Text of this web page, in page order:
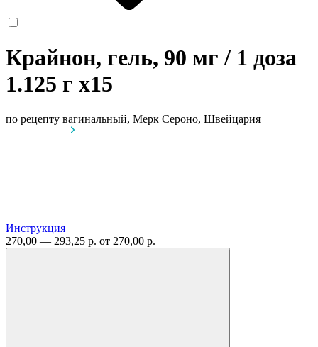
Крайнон, гель, 90 мг / 1 доза
1.125 г x15
по рецепту вагинальный, Мерк Сероно, Швейцария
Инструкция
270,00 — 293,25 р. от 270,00 р.